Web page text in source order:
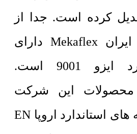
کرده است. جدا از
استاندارد ملی ایران Mekaflex دارای
نشان استاندارد ایزو 9001 است.
محصولات این شرکت
منطبق آیین نامه های استاندارد اروپا EN